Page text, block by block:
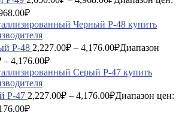
P-48 2,227.00₽ – 4,176.00₽Диапазон
– 4,176.00₽
P-47 2,227.00₽ – 4,176.00₽Диапазон цен: